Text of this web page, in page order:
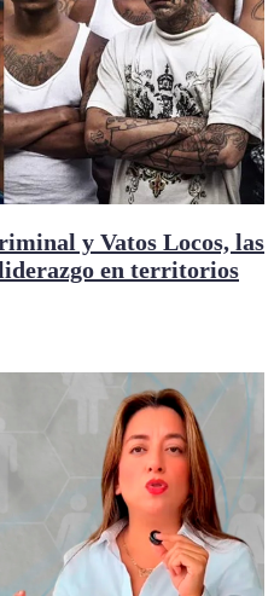
y Vatos Locos, las
en territorios